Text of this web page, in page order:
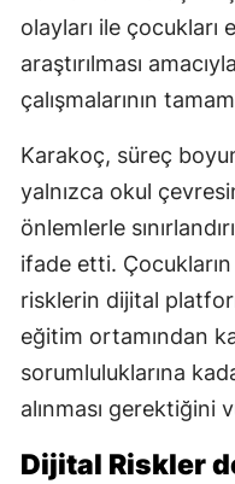
olayları ile
araştırılması
çalışmalarının
Karakoç, süreç
yalnızca okul
önlemlerle
ifade etti. Çocukların
risklerin dijital
eğitim ortamından
sorumluluklarına
alınması gerektiğini
Dijital Riskler